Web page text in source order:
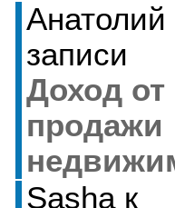
Анатолий
записи
Доход от
продажи
Sashaк